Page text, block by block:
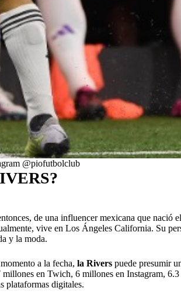
@piofutbolclub
de una influencer mexicana que nació
vive en Los Ángeles California. Su
y la moda.
a la fecha, la Rivers puede presumir
en Twich, 6 millones en Instagram,
plataformas digitales.